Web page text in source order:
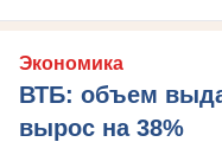
Экономика
ВТБ: объем
вырос на 38%